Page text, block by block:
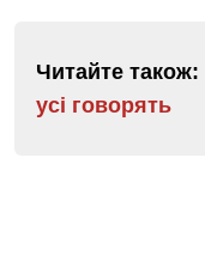
Читайте також:
усі говорять